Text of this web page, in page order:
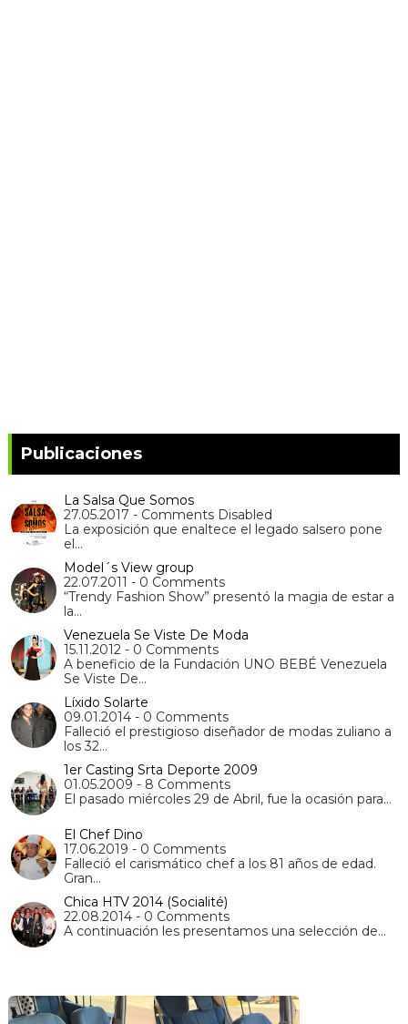
Publicaciones
La Salsa Que Somos
27.05.2017 - Comments Disabled
La exposición que enaltece el legado salsero pone
el…
Model´s View group
22.07.2011 - 0 Comments
“Trendy Fashion Show” presentó la magia de estar a
la…
Venezuela Se Viste De Moda
15.11.2012 - 0 Comments
A beneficio de la Fundación UNO BEBÉ Venezuela
Se Viste De…
Líxido Solarte
09.01.2014 - 0 Comments
Falleció el prestigioso diseñador de modas zuliano a
los 32…
1er Casting Srta Deporte 2009
01.05.2009 - 8 Comments
El pasado miércoles 29 de Abril, fue la ocasión para…
El Chef Dino
17.06.2019 - 0 Comments
Falleció el carismático chef a los 81 años de edad.
Gran…
Chica HTV 2014 (Socialité)
22.08.2014 - 0 Comments
A continuación les presentamos una selección de…